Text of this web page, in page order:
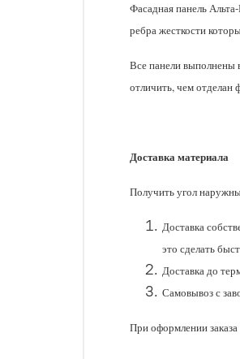
Фасадная панель
ребра жесткости
Все панели выполнены
отличить, чем отделан
Доставка материала
Получить угол
Доставка
это сделать
Доставка до
Самовывоз с
При оформлении